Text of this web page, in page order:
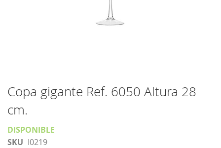
al
comienzo
de
la
galería
Copa gigante Ref. 6050 Altura 28
cm.
DISPONIBLE
SKU I0219